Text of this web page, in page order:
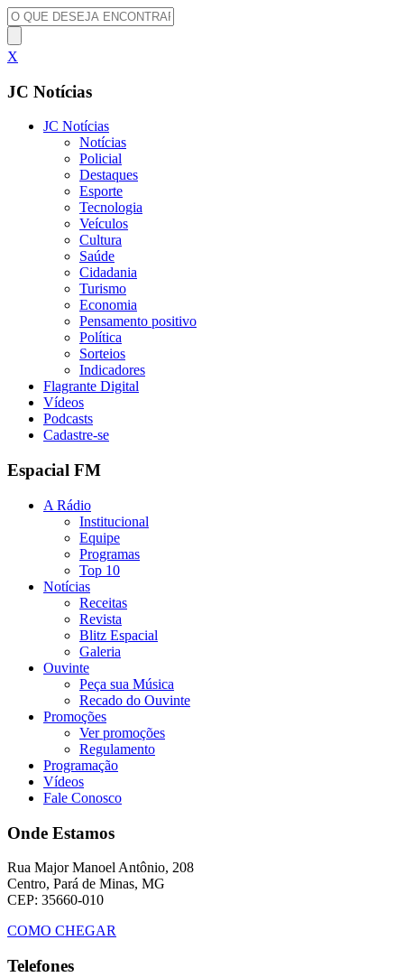
X
JC Notícias
JC Notícias
Notícias
Policial
Destaques
Esporte
Tecnologia
Veículos
Cultura
Saúde
Cidadania
Turismo
Economia
Pensamento positivo
Política
Sorteios
Indicadores
Flagrante Digital
Vídeos
Podcasts
Cadastre-se
Espacial FM
A Rádio
Institucional
Equipe
Programas
Top 10
Notícias
Receitas
Revista
Blitz Espacial
Galeria
Ouvinte
Peça sua Música
Recado do Ouvinte
Promoções
Ver promoções
Regulamento
Programação
Vídeos
Fale Conosco
Onde Estamos
Rua Major Manoel Antônio, 208
Centro, Pará de Minas, MG
CEP: 35660-010
COMO CHEGAR
Telefones